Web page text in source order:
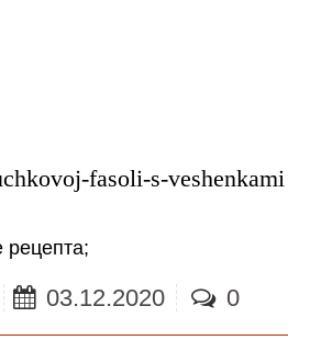
fasoli-s-veshenkami
;
03.12.2020 0